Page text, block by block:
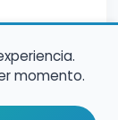
momento.